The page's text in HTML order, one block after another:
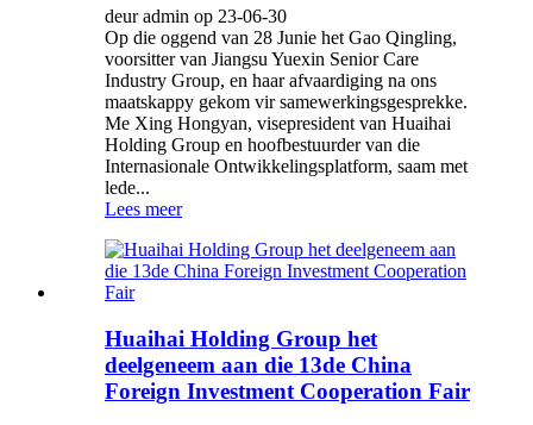
deur admin op 23-06-30
Op die oggend van 28 Junie het Gao Qingling,
voorsitter van Jiangsu Yuexin Senior Care
Industry Group, en haar afvaardiging na ons
maatskappy gekom vir samewerkingsgesprekke.
Me Xing Hongyan, visepresident van Huaihai
Holding Group en hoofbestuurder van die
Internasionale Ontwikkelingsplatform, saam met
lede...
Lees meer
Huaihai Holding Group het
deelgeneem aan die 13de China
Foreign Investment Cooperation Fair